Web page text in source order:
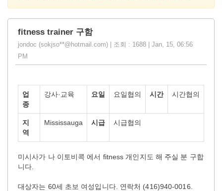
fitness trainer 구함
jondoc (sokjso**@hotmail.com) | 조회 : 1688 | Jan, 15, 06:56
PM
업
종
강사·교육 요일 요일협의 시간 시간협의
지
역
Mississauga 시급 시급협의
미시사가 나 이토비콕 에서 fitness 개인지도 해 주실 분 구합
니다.
대상자는 60세 초보 여성입니다. 연락처 (416)940-0016.